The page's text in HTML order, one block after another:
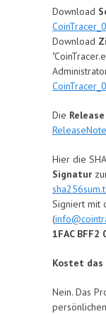
Download
Download
Die
Hier die
Signatur
Signiert mit
(
1FAC BFF2
Kostet das
Nein. Das